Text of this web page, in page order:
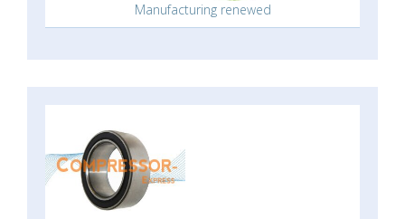
Manufacturing renewed